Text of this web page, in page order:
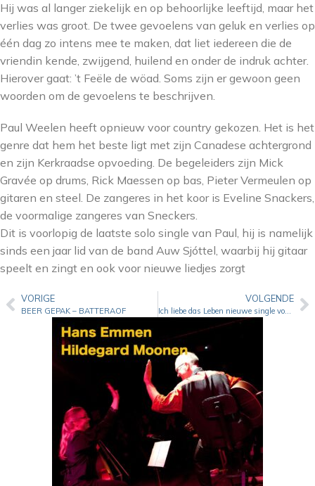
Hij was al langer ziekelijk en op behoorlijke leeftijd, maar het
verlies was groot. De twee gevoelens van geluk en verlies op
één dag zo intens mee te maken, dat liet iedereen die de
vriendin kende, zwijgend, huilend en onder de indruk achter.
Hierover gaat: ’t Feële de wöad. Soms zijn er gewoon geen
woorden om de gevoelens te beschrijven.
Paul Weelen heeft opnieuw voor country gekozen. Het is het
genre dat hem het beste ligt met zijn Canadese achtergrond
en zijn Kerkraadse opvoeding. De begeleiders zijn Mick
Gravée op drums, Rick Maessen op bas, Pieter Vermeulen op
gitaren en steel. De zangeres in het koor is Eveline Snackers,
de voormalige zangeres van Sneckers.
Dit is voorlopig de laatste solo single van Paul, hij is namelijk
sinds een jaar lid van de band Auw Sjóttel, waarbij hij gitaar
speelt en zingt en ook voor nieuwe liedjes zorgt
VORIGE
BEER GEPAK – BATTERAOF
VOLGENDE
Ich liebe das Leben nieuwe single voor Marleen Mols